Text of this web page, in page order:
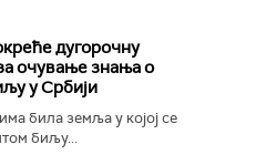
дугорочну
очување знања о
у Србији
била земља у којој се
биљу...